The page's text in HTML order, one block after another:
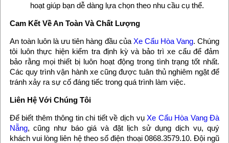
hoạt giúp bạn dễ dàng lựa chọn theo nhu cầu cụ thể.
Cam Kết Về An Toàn Và Chất Lượng
An toàn luôn là ưu tiên hàng đầu củaXe Cẩu Hòa Vang. Chúng
tôi luôn thực hiện kiểm tra định kỳ và bảo trì xe cẩu để đảm
bảo rằng mọi thiết bị luôn hoạt động trong tình trạng tốt nhất.
Các quy trình vận hành xe cũng được tuân thủ nghiêm ngặt để
tránh xảy ra sự cố đáng tiếc trong quá trình làm việc.
Liên Hệ Với Chúng Tôi
Để biết thêm thông tin chi tiết về dịch vụXe Cẩu Hòa Vang Đà
Nẵng, cũng như báo giá và đặt lịch sử dụng dịch vụ, quý
khách vui lòng liên hệ theo số điện thoại 0868.3579.10. Đội ngũ